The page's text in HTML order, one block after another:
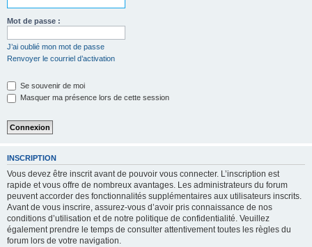
Mot de passe :
J’ai oublié mon mot de passe
Renvoyer le courriel d’activation
Se souvenir de moi
Masquer ma présence lors de cette session
INSCRIPTION
Vous devez être inscrit avant de pouvoir vous connecter. L’inscription est
rapide et vous offre de nombreux avantages. Les administrateurs du forum
peuvent accorder des fonctionnalités supplémentaires aux utilisateurs inscrits.
Avant de vous inscrire, assurez-vous d’avoir pris connaissance de nos
conditions d’utilisation et de notre politique de confidentialité. Veuillez
également prendre le temps de consulter attentivement toutes les règles du
forum lors de votre navigation.